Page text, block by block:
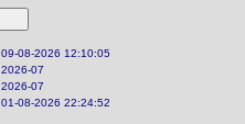
09-08-2026 12:10:05
2026-07
2026-07
01-08-2026 22:24:52